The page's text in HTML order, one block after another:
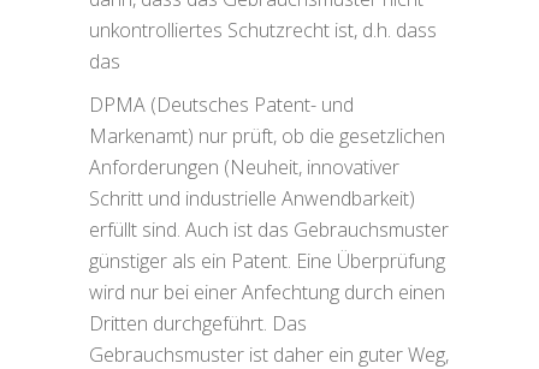
unkontrolliertes Schutzrecht ist, d.h. dass
das
DPMA (Deutsches Patent- und
Markenamt) nur prüft, ob die gesetzlichen
Anforderungen (Neuheit, innovativer
Schritt und industrielle Anwendbarkeit)
erfüllt sind. Auch ist das Gebrauchsmuster
günstiger als ein Patent. Eine Überprüfung
wird nur bei einer Anfechtung durch einen
Dritten durchgeführt. Das
Gebrauchsmuster ist daher ein guter Weg,